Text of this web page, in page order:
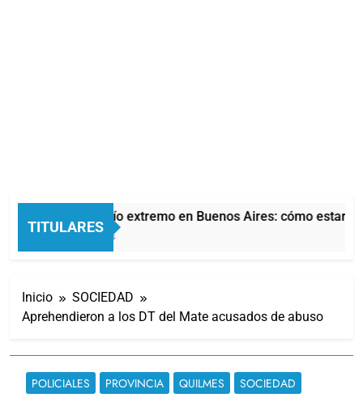
TITULARES
Alerta por frío extremo en Buenos Aires: cómo estará
24 Minutos Atrás
Inicio
SOCIEDAD
Aprehendieron a los DT del Mate acusados de abuso
POLICIALES PROVINCIA QUILMES SOCIEDAD